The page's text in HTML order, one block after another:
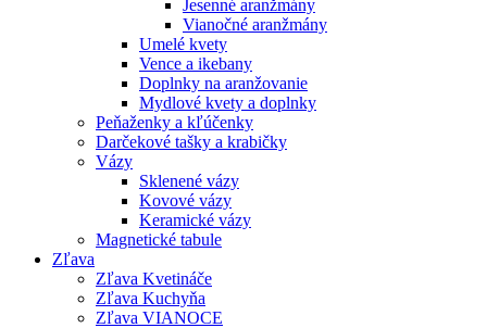
Jesenné aranžmány
Vianočné aranžmány
Umelé kvety
Vence a ikebany
Doplnky na aranžovanie
Mydlové kvety a doplnky
Peňaženky a kľúčenky
Darčekové tašky a krabičky
Vázy
Sklenené vázy
Kovové vázy
Keramické vázy
Magnetické tabule
Zľava
Zľava Kvetináče
Zľava Kuchyňa
Zľava VIANOCE